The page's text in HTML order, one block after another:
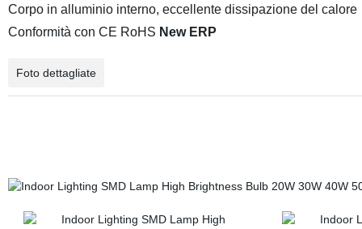
Corpo in alluminio interno, eccellente dissipazione del calore
Conformità con CE RoHS New ERP
Foto dettagliate